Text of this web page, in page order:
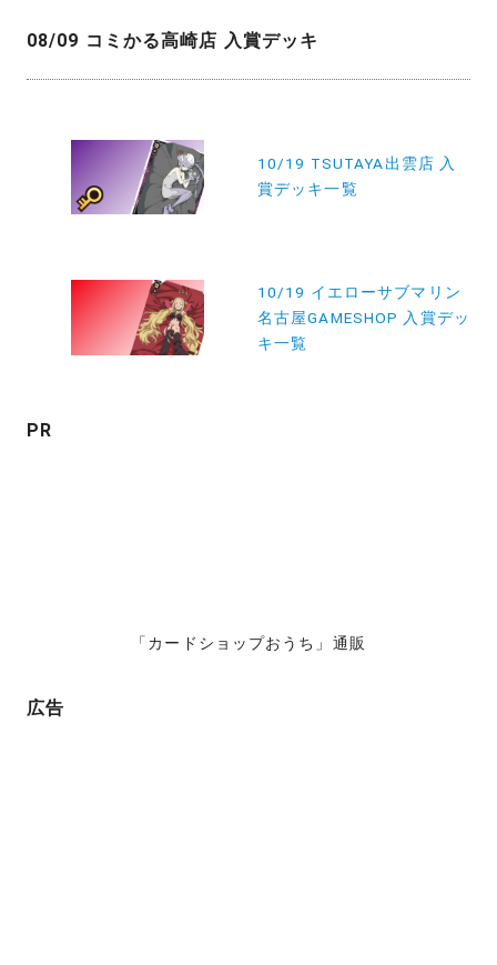
08/09 コミかる高崎店 入賞デッキ
ン
10/19 TSUTAYA出雲店 入
賞デッキ一覧
10/19 イエローサブマリン
名古屋GAMESHOP 入賞デッ
キ一覧
PR
「カードショップおうち」通販
広告